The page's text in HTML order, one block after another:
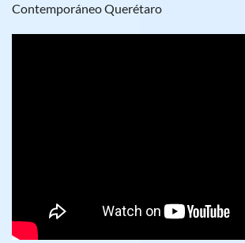
Contemporáneo Querétaro